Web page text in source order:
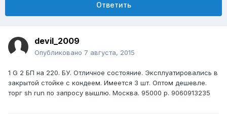
Ответить
devil_2009
Опубликовано 7 августа, 2015
1 G 2 БП на 220. БУ. Отличное состояние. Эксплуатировались в
закрытой стойке с кондеем. Имеется 3 шт. Оптом дешевле.
торг sh run по запросу вышлю. Москва. 95000 р. 9060913235